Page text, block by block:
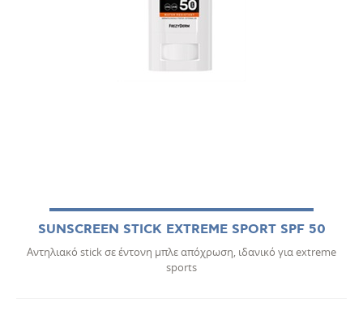
SUNSCREEN STICK EXTREME SPORT SPF 50
Αντηλιακό stick σε έντονη μπλε απόχρωση, ιδανικό για extreme
sports